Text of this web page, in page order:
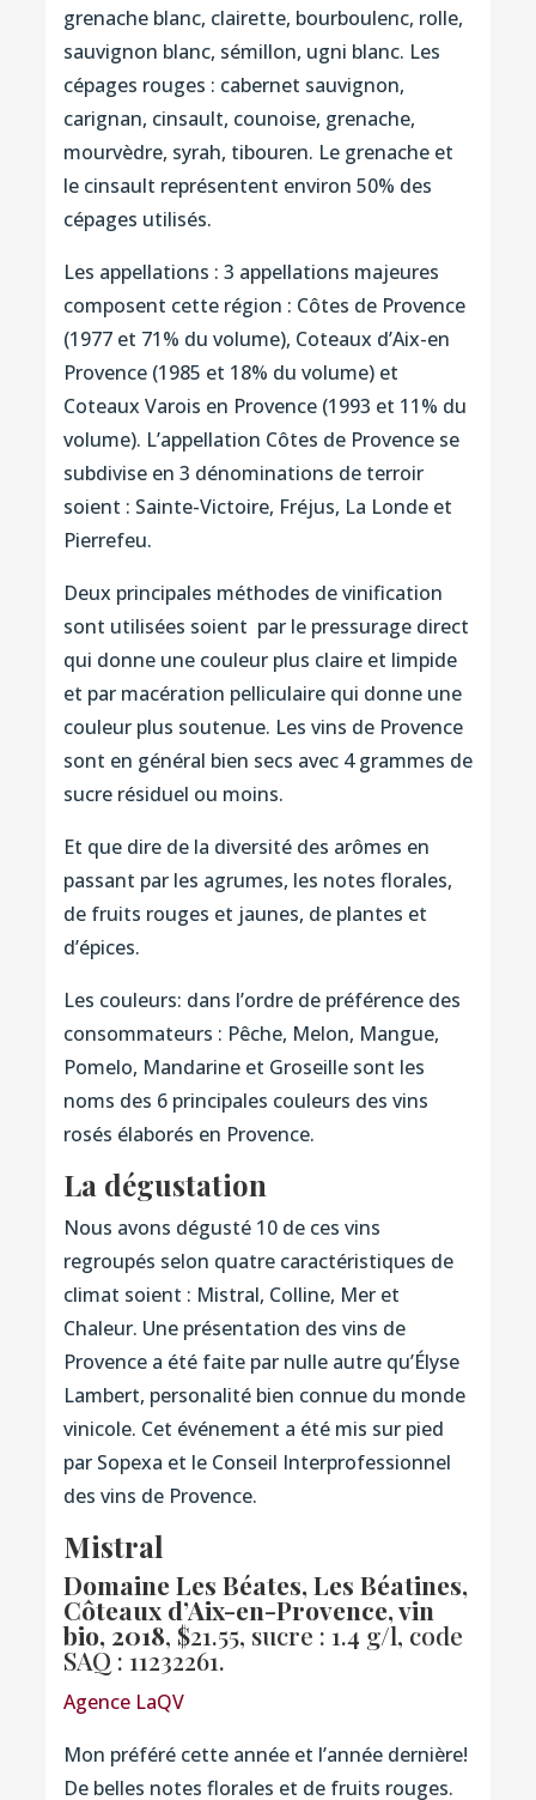
grenache blanc, clairette, bourboulenc, rolle,
sauvignon blanc, sémillon, ugni blanc. Les
cépages rouges : cabernet sauvignon,
carignan, cinsault, counoise, grenache,
mourvèdre, syrah, tibouren. Le grenache et
le cinsault représentent environ 50% des
cépages utilisés.
Les appellations : 3 appellations majeures
composent cette région : Côtes de Provence
(1977 et 71% du volume), Coteaux d’Aix-en
Provence (1985 et 18% du volume) et
Coteaux Varois en Provence (1993 et 11% du
volume). L’appellation Côtes de Provence se
subdivise en 3 dénominations de terroir
soient : Sainte-Victoire, Fréjus, La Londe et
Pierrefeu.
Deux principales méthodes de vinification
sont utilisées soient par le pressurage direct
qui donne une couleur plus claire et limpide
et par macération pelliculaire qui donne une
couleur plus soutenue. Les vins de Provence
sont en général bien secs avec 4 grammes de
sucre résiduel ou moins.
Et que dire de la diversité des arômes en
passant par les agrumes, les notes florales,
de fruits rouges et jaunes, de plantes et
d’épices.
Les couleurs: dans l’ordre de préférence des
consommateurs : Pêche, Melon, Mangue,
Pomelo, Mandarine et Groseille sont les
noms des 6 principales couleurs des vins
rosés élaborés en Provence.
La dégustation
Nous avons dégusté 10 de ces vins
regroupés selon quatre caractéristiques de
climat soient : Mistral, Colline, Mer et
Chaleur. Une présentation des vins de
Provence a été faite par nulle autre qu’Élyse
Lambert, personalité bien connue du monde
vinicole. Cet événement a été mis sur pied
par Sopexa et le Conseil Interprofessionnel
des vins de Provence.
Mistral
Domaine Les Béates, Les Béatines,
Côteaux d’Aix-en-Provence, vin
bio, 2018, $21.55, sucre : 1.4 g/l, code
SAQ : 11232261.
Agence LaQV
Mon préféré cette année et l’année dernière!
De belles notes florales et de fruits rouges.